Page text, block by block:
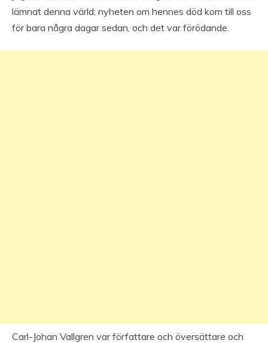
lämnat denna värld; nyheten om hennes död kom till oss
för bara några dagar sedan, och det var förödande.
Carl-Johan Vallgren var författare och översättare och